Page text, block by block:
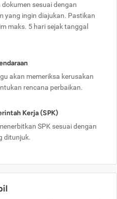
sesuai dengan
yang ingin diajukan. Pastikan
maks. 5 hari sejak tanggal
akan memeriksa kerusakan
rencana perbaikan.
Kerja (SPK)
SPK sesuai dengan
ditunjuk.